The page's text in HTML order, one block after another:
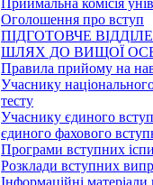
Приймальна комісія
Оголошення про вступ
ПІДГОТОВЧЕ
ШЛЯХ ДО ВИЩОЇ
Правила прийому на
Учаснику
тесту
Учаснику єдиного
єдиного фахового
Програми вступних
Розклади вступних
Інформаційні матеріали